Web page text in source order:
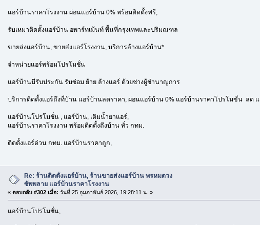
แอร์บ้านราคาโรงงาน ผ่อนแอร์บ้าน 0% พร้อมติดตั้งฟรี,
รับเหมาติดตั้งแอร์บ้าน อพาร์ทเม้นท์ พื้นที่กรุงเทพและปริมณฑล
ขายส่งแอร์บ้าน, ขายส่งแอร์โรงงาน, บริการล้างแอร์บ้าน*
จำหน่ายแอร์พร้อมโปรโมชั่น
แอร์บ้านมีรับประกัน รับซ่อม ย้าย ล้างแอร์ ด้วยช่างผู้ชำนาญการ
บริการติดตั้งแอร์ถึงที่บ้าน แอร์บ้านลดราคา, ผ่อนแอร์บ้าน 0% แอร์บ้านราคาโปรโมขั่น ลด
แอร์บ้านโปรโมชั่น , แอร์บ้าน, เติมน้ำยาแอร์,
แอร์บ้านราคาโรงงาน พร้อมติดตั้งถึงบ้าน ทั่ว กทม.
ติดตั้งแอร์ด่วน กทม. แอร์บ้านราคาถูก,
Re: ร้านติดตั้งแอร์บ้าน, ร้านขายส่งแอร์บ้าน พรหมดวง
ซัพพลาย แอร์บ้านราคาโรงงาน
« ตอบกลับ #302 เมื่อ: วันที่ 25 กุมภาพันธ์ 2026, 19:28:11 น. »
แอร์บ้านโปรโมชั่น,